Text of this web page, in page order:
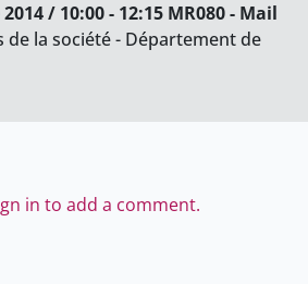
/ 10:00 - 12:15 MR080 - Mail
de la société - Département de
in to add a comment.